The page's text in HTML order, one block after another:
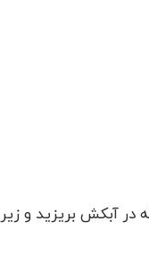
در آبکش بریزید و زیر